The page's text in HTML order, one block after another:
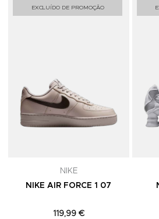
EXCLUÍDO DE PROMOÇÃO
NIKE
NIKE AIR FORCE 1 07
119,99 €